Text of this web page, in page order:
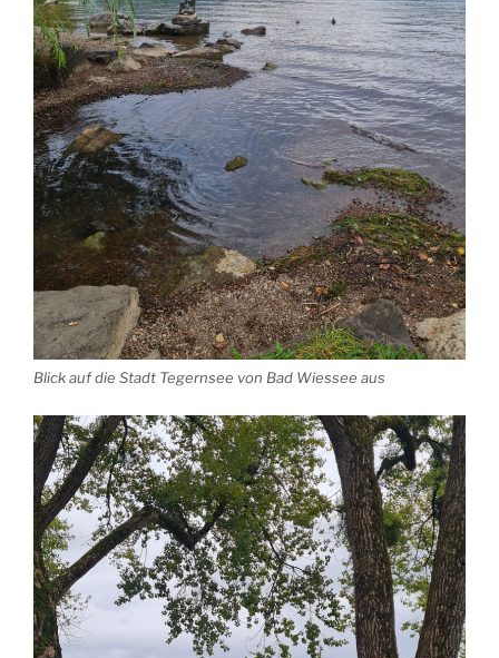
Blick auf die Stadt Tegernsee von Bad Wiessee aus